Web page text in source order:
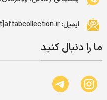
ایمیل: info[at]aftabcollection.ir
ما را دنبال کنید